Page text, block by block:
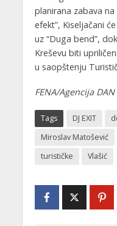
planirana zabava
efekt”, Kiseljačani
uz “Duga bend”,
Kreševu biti
u saopštenju
FENA/Agencija DAN
Tags DJ EXIT
Miroslav Matošević
turističke
Vlašić